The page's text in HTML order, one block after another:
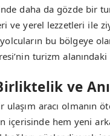
daha da gözde bir
ve yerel lezzetleri ile
bu bölgeye olan
turizm
ve
aracı olmanın
içerisinde hem yeni